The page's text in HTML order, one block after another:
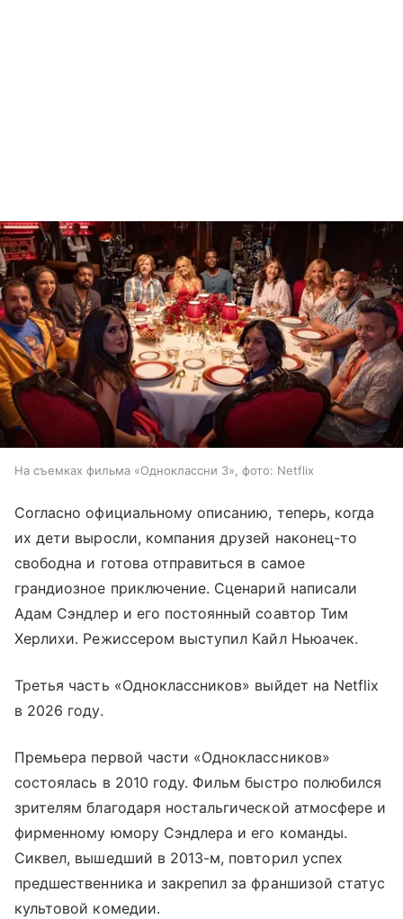
На съемках фильма «Одноклассни 3», фото: Netflix
Согласно официальному описанию, теперь, когда
их дети выросли, компания друзей наконец-то
свободна и готова отправиться в самое
грандиозное приключение. Сценарий написали
Адам Сэндлер и его постоянный соавтор Тим
Херлихи. Режиссером выступил Кайл Ньюачек.
Третья часть «Одноклассников» выйдет на Netflix
в 2026 году.
Премьера первой части «Одноклассников»
состоялась в 2010 году. Фильм быстро полюбился
зрителям благодаря ностальгической атмосфере и
фирменному юмору Сэндлера и его команды.
Сиквел, вышедший в 2013-м, повторил успех
предшественника и закрепил за франшизой статус
культовой комедии.